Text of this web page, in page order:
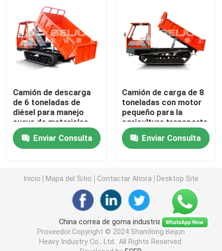
Elevación de las tijeras de la rueda
Transportes subterráneos de personal
La correa eslabonada Scissor la elevación
Elevación articulada del auge
plataforma elevadora telescópica
Máquina perforadora gigante
Camión de cubo
Camión de descarga
de 6 toneladas de
diésel para manejo
suave de materiales
Enviar Consulta
Camión de carga de 8
toneladas con motor
pequeño para la
agricultura transporte
de huertos
Enviar Consulta
Inicio Mapa del Sitio Contactar Ahora Desktop Site
China correa de goma industrial
Proveedor.Copyright © 2024 Shandong Beijun
Heavy Industry Co., Ltd.. All Rights Reserved.